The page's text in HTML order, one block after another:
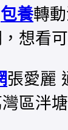
包養轉
想看
張愛麗
區泮